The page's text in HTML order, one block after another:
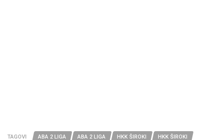
TAGOVI ABA 2 LIGA ABA 2 LIGA HKK ŠIROKI HKK ŠIROKI